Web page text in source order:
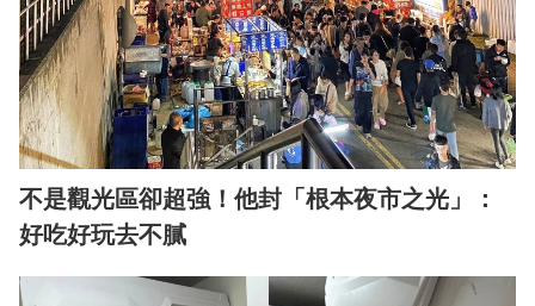
不是觀光區卻超強！他封「根本夜市之光」：
好吃好玩去不膩